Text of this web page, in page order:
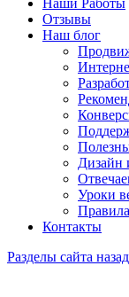
Наши Работы
Отзывы
Наш блог
Дизайн
Уроки
Контакты
Разделы сайта назад